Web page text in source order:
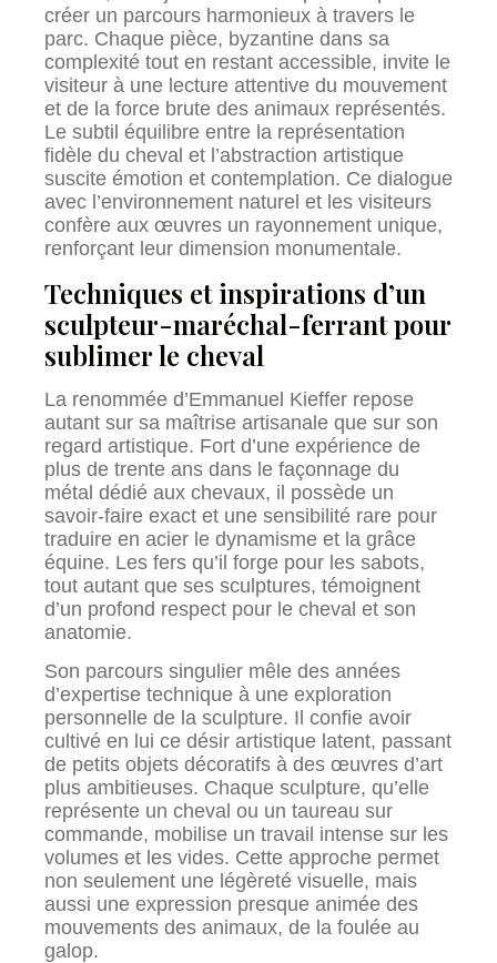
créer un parcours harmonieux à travers le
parc. Chaque pièce, byzantine dans sa
complexité tout en restant accessible, invite le
visiteur à une lecture attentive du mouvement
et de la force brute des animaux représentés.
Le subtil équilibre entre la représentation
fidèle du cheval et l’abstraction artistique
suscite émotion et contemplation. Ce dialogue
avec l’environnement naturel et les visiteurs
confère aux œuvres un rayonnement unique,
renforçant leur dimension monumentale.
Techniques et inspirations d’un
sculpteur-maréchal-ferrant pour
sublimer le cheval
La renommée d’Emmanuel Kieffer repose
autant sur sa maîtrise artisanale que sur son
regard artistique. Fort d’une expérience de
plus de trente ans dans le façonnage du
métal dédié aux chevaux, il possède un
savoir-faire exact et une sensibilité rare pour
traduire en acier le dynamisme et la grâce
équine. Les fers qu’il forge pour les sabots,
tout autant que ses sculptures, témoignent
d’un profond respect pour le cheval et son
anatomie.
Son parcours singulier mêle des années
d’expertise technique à une exploration
personnelle de la sculpture. Il confie avoir
cultivé en lui ce désir artistique latent, passant
de petits objets décoratifs à des œuvres d’art
plus ambitieuses. Chaque sculpture, qu’elle
représente un cheval ou un taureau sur
commande, mobilise un travail intense sur les
volumes et les vides. Cette approche permet
non seulement une légèreté visuelle, mais
aussi une expression presque animée des
mouvements des animaux, de la foulée au
galop.